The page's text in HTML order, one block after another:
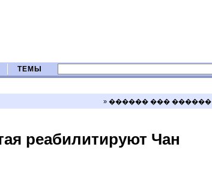
ТЕМЫ
» ������ ��� ������
реабилитируют Чан